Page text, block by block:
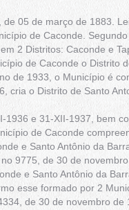
05 de março de 1883.
de Caconde.
2 Distritos: Caconde e
de Caconde o Distrito
de 1933, o Município é
cria o Distrito de Santo
1936 e 31-XII-1937, bem
de Caconde
e Santo Antônio da
9775, de 30 de
e Santo Antônio da
esse formado por 2
de 30 de novembro